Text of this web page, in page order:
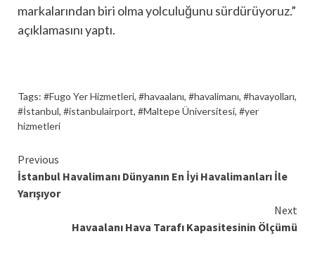
markalarından biri olma yolculuğunu sürdürüyoruz.”
açıklamasını yaptı.
Tags: #Fugo Yer Hizmetleri, #havaalanı, #havalimanı, #havayolları,
#İstanbul, #istanbulairport, #Maltepe Üniversitesi, #yer
hizmetleri
Continue
Reading
Previous
İstanbul Havalimanı Dünyanın En İyi Havalimanları İle
Yarışıyor
Next
Havaalanı Hava Tarafı Kapasitesinin Ölçümü